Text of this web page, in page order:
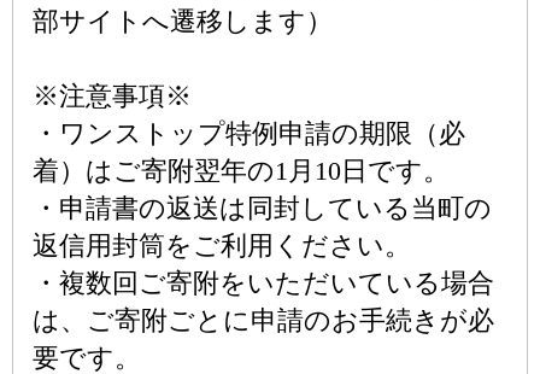
部サイトへ遷移します）
※注意事項※
・ワンストップ特例申請の期限（必
着）はご寄附翌年の1月10日です。
・申請書の返送は同封している当町の
返信用封筒をご利用ください。
・複数回ご寄附をいただいている場合
は、ご寄附ごとに申請のお手続きが必
要です。